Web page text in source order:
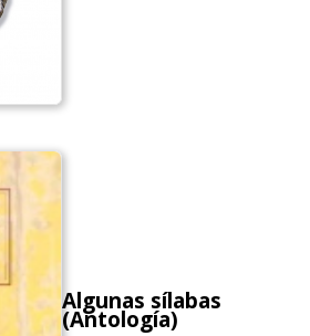
Algunas sílabas
(Antología)